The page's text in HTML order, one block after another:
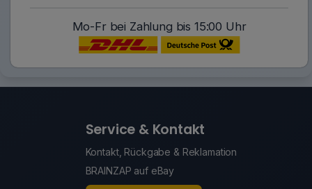
Mo-Fr bei Zahlung bis 15:00 Uhr
Service & Kontakt
Kontakt, Rückgabe & Reklamation
BRAINZAP auf eBay